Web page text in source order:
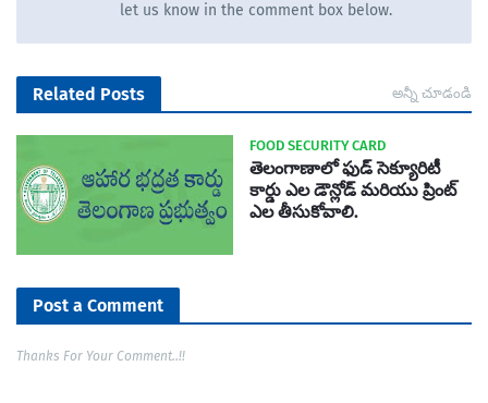
let us know in the comment box below.
Related Posts అన్నీ చూడండి
FOOD SECURITY CARD
తెలంగాణాలో ఫుడ్ సెక్యూరిటీ
కార్డు ఎల డౌన్లోడ్ మరియు ప్రింట్
ఎల తీసుకోవాలి.
Post a Comment
Thanks For Your Comment..!!